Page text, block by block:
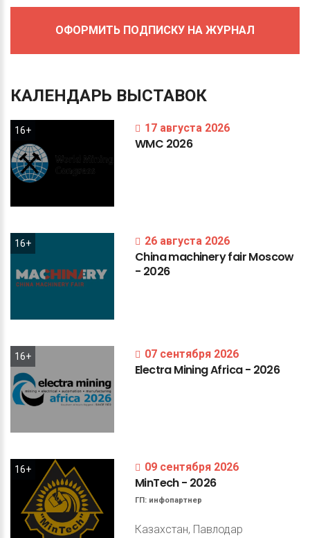
ОФОРМИТЬ ПОДПИСКУ НА ЖУРНАЛ
КАЛЕНДАРЬ ВЫСТАВОК
16+ 17 августа 2026
WMC 2026
16+ 26 августа 2026
ChinamachineryfairMoscow
- 2026
16+ 07 сентября 2026
ElectraMiningAfrica- 2026
16+ 09 сентября 2026
MinTech- 2026
ГП: инфопартнер
Казахстан, Павлодар